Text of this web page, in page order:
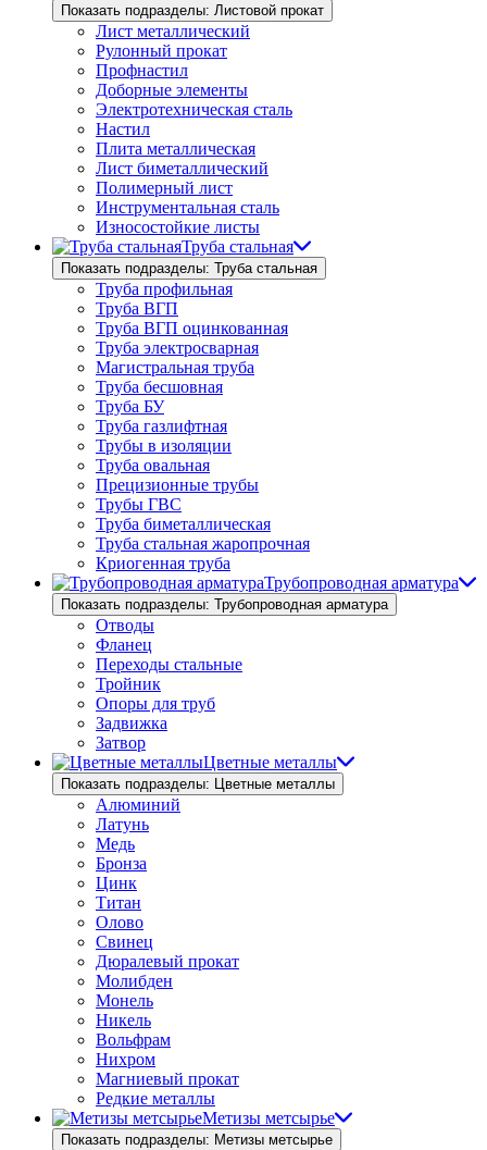
Показать подразделы: Листовой прокат
Лист металлический
Рулонный прокат
Профнастил
Доборные элементы
Электротехническая сталь
Настил
Плита металлическая
Лист биметаллический
Полимерный лист
Инструментальная сталь
Износостойкие листы
Труба стальная
Показать подразделы: Труба стальная
Труба профильная
Труба ВГП
Труба ВГП оцинкованная
Труба электросварная
Магистральная труба
Труба бесшовная
Труба БУ
Труба газлифтная
Трубы в изоляции
Труба овальная
Прецизионные трубы
Трубы ГВС
Труба биметаллическая
Труба стальная жаропрочная
Криогенная труба
Трубопроводная арматура
Показать подразделы: Трубопроводная арматура
Отводы
Фланец
Переходы стальные
Тройник
Опоры для труб
Задвижка
Затвор
Цветные металлы
Показать подразделы: Цветные металлы
Алюминий
Латунь
Медь
Бронза
Цинк
Титан
Олово
Свинец
Дюралевый прокат
Молибден
Монель
Никель
Вольфрам
Нихром
Магниевый прокат
Редкие металлы
Метизы метсырье
Показать подразделы: Метизы метсырье